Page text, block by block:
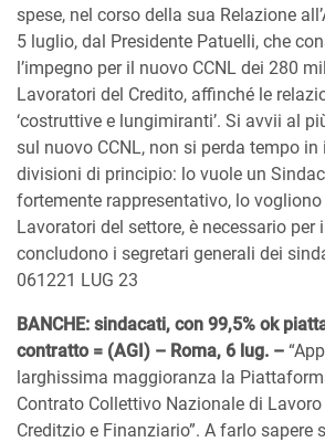
spese, nel corso della sua Relazione
5 luglio, dal Presidente Patuelli, che
l’impegno per il nuovo CCNL dei 280
Lavoratori del Credito, affinché le
‘costruttive e lungimiranti’. Si avvii al
sul nuovo CCNL, non si perda tempo
divisioni di principio: lo vuole un
fortemente rappresentativo, lo
Lavoratori del settore, è necessario per
concludono i segretari generali dei
061221 LUG 23
BANCHE: sindacati, con 99,5% ok
contratto = (AGI) – Roma, 6 lug. –
larghissima maggioranza la
Contrato Collettivo Nazionale di
Creditzio e Finanziario”. A farlo sapere